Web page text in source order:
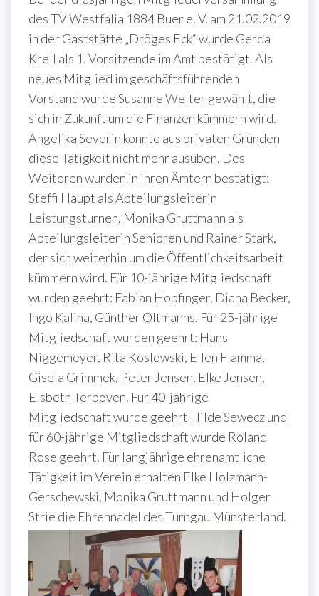
des TV Westfalia 1884 Buer e. V. am 21.02.2019
in der Gaststätte „Dröges Eck“ wurde Gerda
Krell als 1. Vorsitzende im Amt bestätigt. Als
neues Mitglied im geschäftsführenden
Vorstand wurde Susanne Welter gewählt, die
sich in Zukunft um die Finanzen kümmern wird.
Angelika Severin konnte aus privaten Gründen
diese Tätigkeit nicht mehr ausüben. Des
Weiteren wurden in ihren Ämtern bestätigt:
Steffi Haupt als Abteilungsleiterin
Leistungsturnen, Monika Gruttmann als
Abteilungsleiterin Senioren und Rainer Stark,
der sich weiterhin um die Öffentlichkeitsarbeit
kümmern wird. Für 10-jährige Mitgliedschaft
wurden geehrt: Fabian Hopfinger, Diana Becker,
Ingo Kalina, Günther Oltmanns. Für 25-jährige
Mitgliedschaft wurden geehrt: Hans
Niggemeyer, Rita Koslowski, Ellen Flamma,
Gisela Grimmek, Peter Jensen, Elke Jensen,
Elsbeth Terboven. Für 40-jährige
Mitgliedschaft wurde geehrt Hilde Sewecz und
für 60-jährige Mitgliedschaft wurde Roland
Rose geehrt. Für langjährige ehrenamtliche
Tätigkeit im Verein erhalten Elke Holzmann-
Gerschewski, Monika Gruttmann und Holger
Strie die Ehrennadel des Turngau Münsterland.